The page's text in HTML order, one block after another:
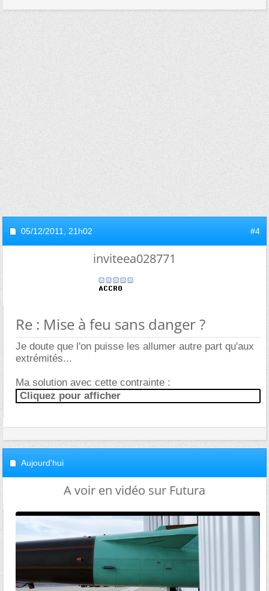
05/12/2011, 21h02 #4
inviteea028771
Re : Mise à feu sans danger ?
Je doute que l'on puisse les allumer autre part qu'aux
extrémités...
Ma solution avec cette contrainte :
Cliquez pour afficher
Aujourd'hui
A voir en vidéo sur Futura